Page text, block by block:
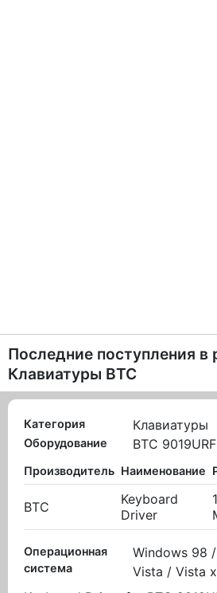
Последние поступления в
Клавиатуры BTC
Категория Клавиатуры
Оборудование BTC
Производитель Наименование
BTC
Keyboard
Driver
Операционная
система
Windows 98
Vista / Vista